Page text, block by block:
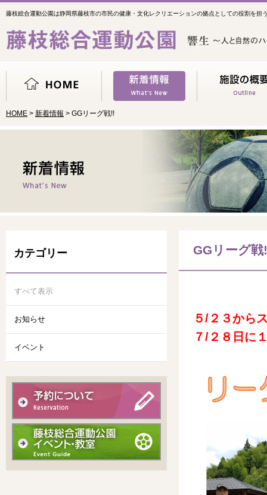
藤枝総合運動公園は静岡県藤枝市の市民の健康・文化レクリエーションの拠点としての役割を担
HOME > 新着情報 > GGリーグ戦!!
GGリーグ戦
５/２３から
７/２８日に
カテゴリー
すべて表示
お知らせ
イベント